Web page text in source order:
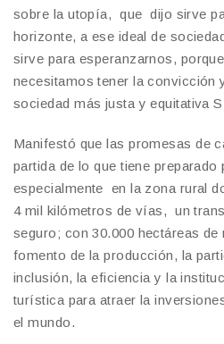
sobre la utopía, que dijo sirve
horizonte, a ese ideal de
sirve para esperanzarnos,
necesitamos tener la convicción
sociedad más justa y equitativa
Manifestó que las promesas de
partida de lo que tiene preparado
especialmente en la zona rural
4 mil kilómetros de vías, un
seguro; con 30.000 hectáreas
fomento de la producción, la
inclusión, la eficiencia y la
turística para atraer la
el mundo.